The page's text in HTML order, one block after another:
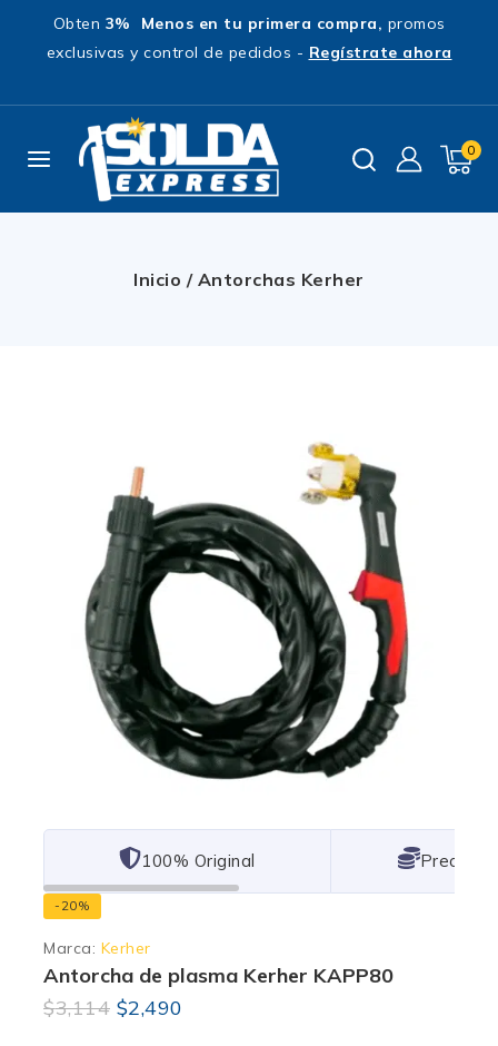
Obten 3% Menos en tu primera compra, promos
exclusivas y control de pedidos - Regístrate ahora
0
Inicio / Antorchas Kerher
101% Original Lowest
-20%
Marca: Kerher
Antorcha de plasma Kerher KAPP80
$3,114 $2,490